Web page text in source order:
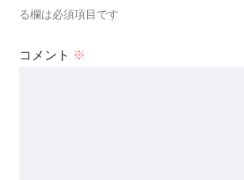
る欄は必須項目です
コメント ※